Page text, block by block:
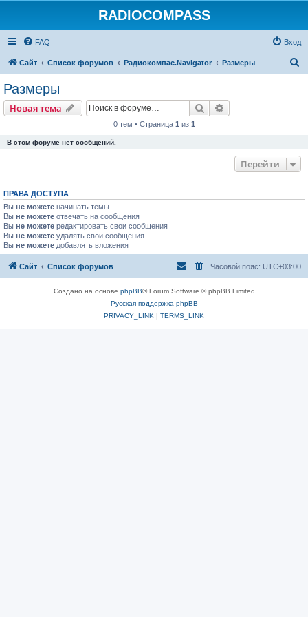
RADIOCOMPASS
FAQ Вход
Сайт Список форумов Радиокомпас.Navigator Размеры
Размеры
Новая тема Поиск
0 тем • Страница 1 из 1
В этом форуме нет сообщений.
Перейти
ПРАВА ДОСТУПА
Вы не можете начинать темы
Вы не можете отвечать на сообщения
Вы не можете редактировать свои сообщения
Вы не можете удалять свои сообщения
Вы не можете добавлять вложения
Сайт Список форумов Часовой пояс: UTC+03:00
Создано на основе phpBB® Forum Software © phpBB Limited
Русская поддержка phpBB
PRIVACY_LINK | TERMS_LINK